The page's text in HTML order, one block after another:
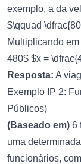
exemplo, a da
$\qquad
Multiplicando
480$ $x =
Resposta: A
Exemplo IP 2:
Públicos)
(Baseado em) 6
uma
funcionários,